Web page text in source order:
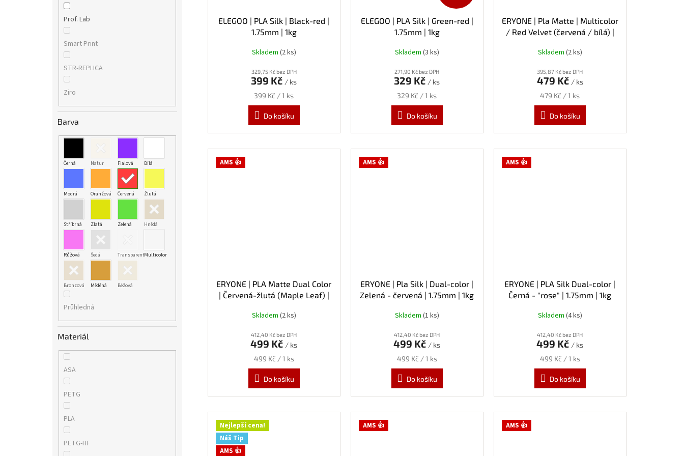
Prof. Lab
Smart Print
STR-REPLICA
Ziro
Barva
Černá Natur Fialová Bílá
Modrá Oranžová Červená Žlutá
Stříbrná Zlatá Zelená Hnědá
Růžová Šedá TransparentMulticolor
Bronzová Měděná Béžová
Průhledná
Materiál
ASA
PETG
PLA
PETG-HF
ELEGOO | PLA Silk | Black-red |
1.75mm | 1kg
Skladem (2 ks)
329,75 Kč bez DPH
399 Kč / ks
Měrná
cena:
399 Kč / 1 ks
Do košíku
ELEGOO | PLA Silk | Green-red |
1.75mm | 1kg
Skladem (3 ks)
271,90 Kč bez DPH
329 Kč / ks
Měrná
cena:
329 Kč / 1 ks
Do košíku
ERYONE | Pla Matte | Multicolor
/ Red Velvet (červená / bílá) |
Skladem (2 ks)
395,87 Kč bez DPH
479 Kč / ks
Měrná
cena:
479 Kč / 1 ks
Do košíku
AMS 👍
ERYONE | PLA Matte Dual Color
| Červená-žlutá (Maple Leaf) |
Skladem (2 ks)
412,40 Kč bez DPH
499 Kč / ks
Měrná
cena:
499 Kč / 1 ks
Do košíku
AMS 👍
ERYONE | Pla Silk | Dual-color |
Zelená - červená | 1.75mm | 1kg
Skladem (1 ks)
412,40 Kč bez DPH
499 Kč / ks
Měrná
cena:
499 Kč / 1 ks
Do košíku
AMS 👍
ERYONE | PLA Silk Dual-color |
Černá - "rose" | 1.75mm | 1kg
Skladem (4 ks)
412,40 Kč bez DPH
499 Kč / ks
Měrná
cena:
499 Kč / 1 ks
Do košíku
Nejlepší cena!
Náš Tip
AMS 👍
AMS 👍 AMS 👍